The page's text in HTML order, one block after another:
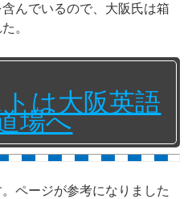
んでいるので、大阪氏は箱
。
は大阪英語
場へ
ページが参考になりました